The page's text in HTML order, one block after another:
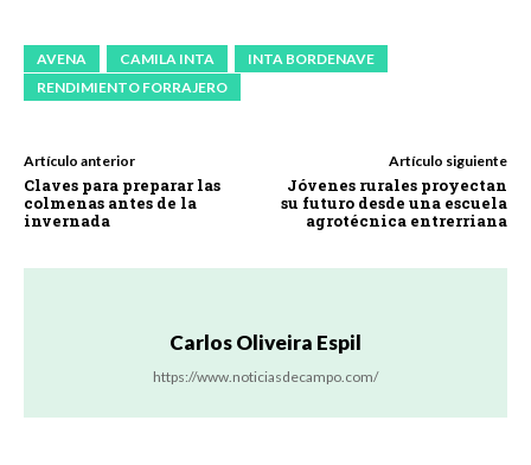
AVENA CAMILA INTA
INTA BORDENAVE
RENDIMIENTO FORRAJERO
Artículo anterior
Claves para preparar las
colmenas antes de la
invernada
Artículo siguiente
Jóvenes rurales proyectan
su futuro desde una escuela
agrotécnica entrerriana
Carlos Oliveira Espil
https://www.noticiasdecampo.com/